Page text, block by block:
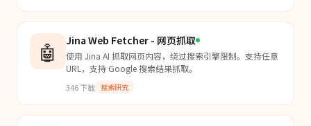
web_fetch。
🤖 Jina Web Fetcher - 网页抓取
使用 Jina AI 抓取网页内容，绕过搜索引擎限制。支持任意
URL，支持 Google 搜索结果抓取。
346下载 搜索研究